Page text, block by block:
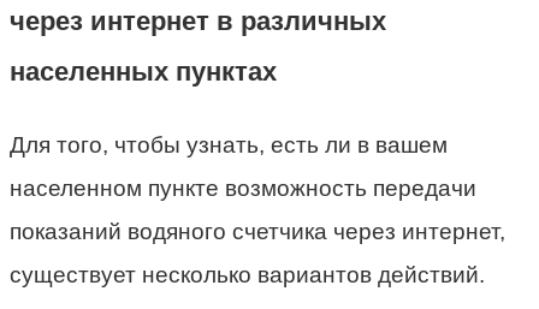
через интернет в различных
населенных пунктах
Для того, чтобы узнать, есть ли в вашем
населенном пункте возможность передачи
показаний водяного счетчика через интернет,
существует несколько вариантов действий.